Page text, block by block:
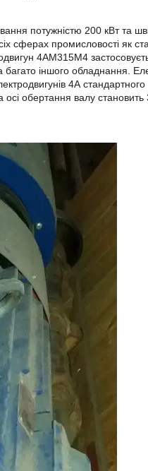
потужністю 200 кВт та
сферах промисловості як
4АМ315М4
іншого обладнання.
4А
обертання валу